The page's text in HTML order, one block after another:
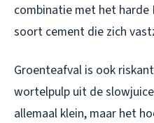
combinatie met het harde
soort cement die zich
Groenteafval is ook
wortelpulp uit de
allemaal klein, maar het